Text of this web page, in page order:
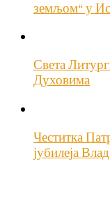
земљом“ у
Света
Духовима
Честитка
јубилеја